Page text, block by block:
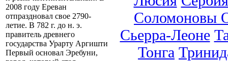
2008 году Ереван
отпраздновал свое 2790-
летие. В 782 г. до н. э.
правитель древнего
государства Урарту Аргишти
Первый основал Эребуни,
Соломоновы
Сьерра-Леоне
Тонга